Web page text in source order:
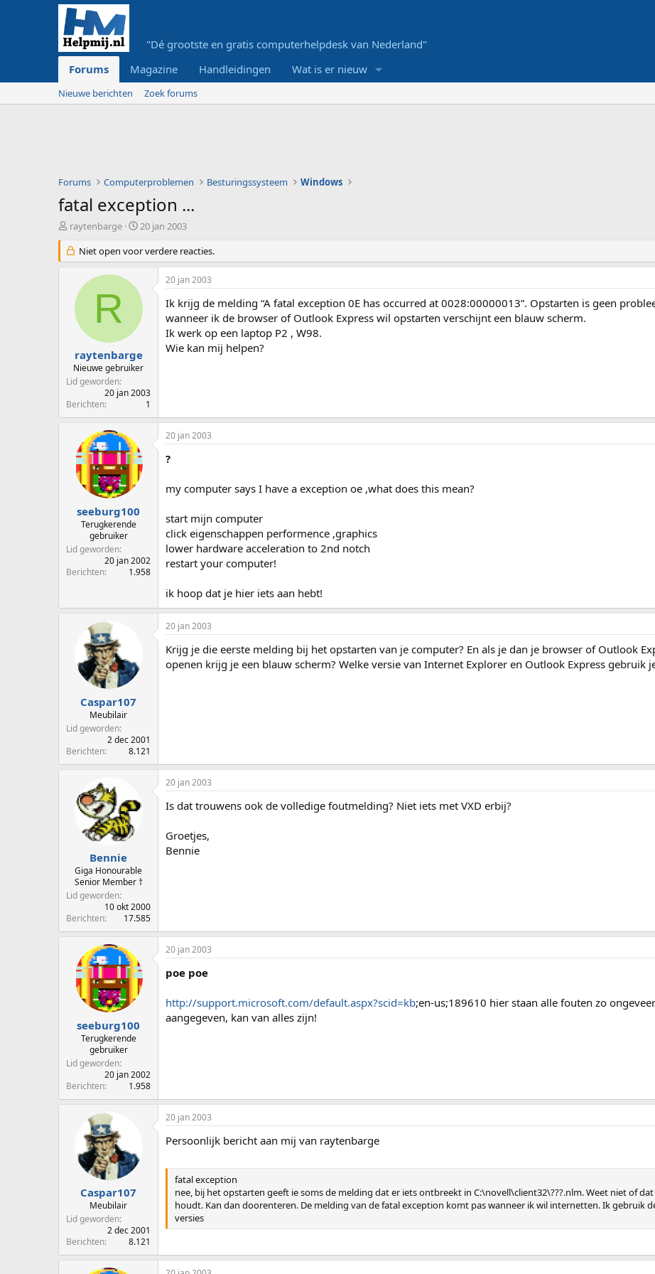
"Dé grootste en gratis computerhelpdesk van Nederland"
Forums
Magazine Handleidingen Wat is er nieuw
Nieuwe berichten Zoek forums
Forums Computerproblemen Besturingssysteem Windows
fatal exception ...
O
d
e
r
e
r
raytenbarge
S
a
r
a
t
20 jan 2003
Niet open voor verdere reacties.
R
raytenbarge
Nieuwe gebruiker
Lid geworden
20 jan 2003
Berichten
1
20 jan 2003
Ik krijg de melding “A fatal exception 0E has occurred at 0028:00000013”. Opstarten is geen
wanneer ik de browser of Outlook Express wil opstarten verschijnt een blauw scherm.
Ik werk op een laptop P2 , W98.
Wie kan mij helpen?
seeburg100
Terugkerende
gebruiker
Lid geworden
20 jan 2002
Berichten
1.958
20 jan 2003
?
my computer says I have a exception oe ,what does this mean?
start mijn computer
click eigenschappen performence ,graphics
lower hardware acceleration to 2nd notch
restart your computer!
ik hoop dat je hier iets aan hebt!
Caspar107
Meubilair
Lid geworden
2 dec 2001
Berichten
8.121
20 jan 2003
Krijg je die eerste melding bij het opstarten van je computer? En als je dan je browser of Outlook
openen krijg je een blauw scherm? Welke versie van Internet Explorer en Outlook Express gebruik
Bennie
Giga Honourable
Senior Member †
Lid geworden
10 okt 2000
Berichten
17.585
20 jan 2003
Is dat trouwens ook de volledige foutmelding? Niet iets met VXD erbij?
Groetjes,
Bennie
seeburg100
Terugkerende
gebruiker
Lid geworden
20 jan 2002
Berichten
1.958
20 jan 2003
poe poe
http://support.microsoft.com/default.aspx?scid=kb;en-us;189610 hier staan alle fouten zo
aangegeven, kan van alles zijn!
Caspar107
Meubilair
Lid geworden
2 dec 2001
Berichten
8.121
20 jan 2003
Persoonlijk bericht aan mij van raytenbarge
fatal exception
nee, bij het opstarten geeft ie soms de melding dat er iets ontbreekt in C:\novell\client32\???.nlm. Weet niet of
houdt. Kan dan doorenteren. De melding van de fatal exception komt pas wanneer ik wil internetten. Ik gebruik
versies